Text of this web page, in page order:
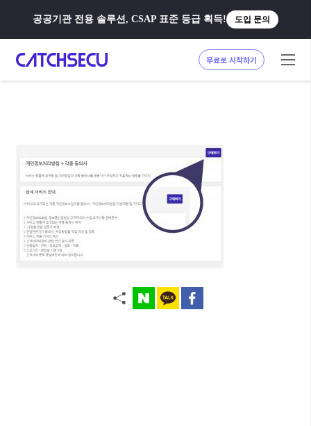
공공기관 전용 솔루션, CSAP 표준 등급 획득! 도입 문의
무료로 시작하기